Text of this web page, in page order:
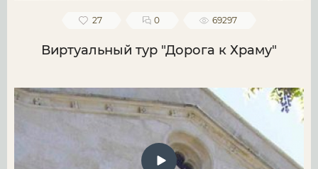
27 0 69297
Виртуальный тур "Дорога к Храму"